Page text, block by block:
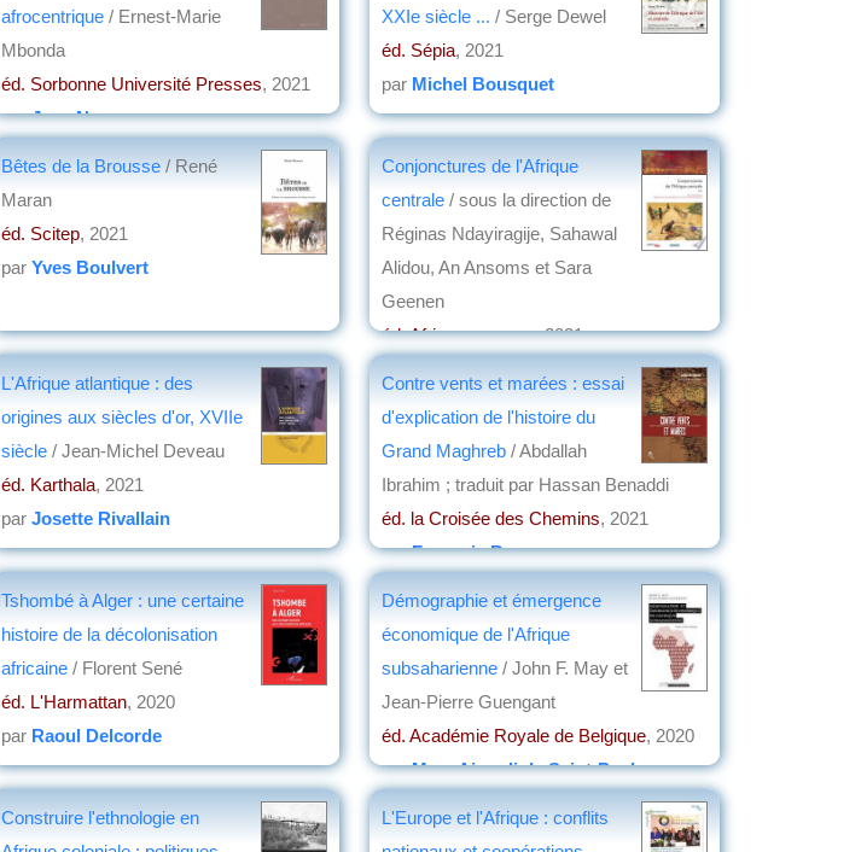
afrocentrique / Ernest-Marie
Mbonda
éd. Sorbonne Université Presses, 2021
parJean Nemo
XXIe siècle ... / Serge Dewel
éd. Sépia, 2021
par Michel Bousquet
Bêtes de la Brousse / René
Maran
éd. Scitep, 2021
par Yves Boulvert
Conjonctures de l'Afrique
centrale / sous la direction de
Réginas Ndayiragije, Sahawal
Alidou, An Ansoms et Sara
Geenen
éd. Africa museum, 2021
L'Afrique atlantique : des
origines aux siècles d'or, XVIIe
siècle / Jean-Michel Deveau
éd. Karthala, 2021
par Josette Rivallain
Contre vents et marées : essai
d'explication de l'histoire du
Grand Maghreb / Abdallah
Ibrahim ; traduit par Hassan Benaddi
éd. la Croisée des Chemins, 2021
parFrançois Besson
Tshombé à Alger : une certaine
histoire de la décolonisation
africaine / Florent Sené
éd. L'Harmattan, 2020
par Raoul Delcorde
Démographie et émergence
économique de l'Afrique
subsaharienne / John F. May et
Jean-Pierre Guengant
éd. Académie Royale de Belgique, 2020
parMarc Aicardi de Saint-Paul
Construire l'ethnologie en
L'Europe et l'Afrique : conflits